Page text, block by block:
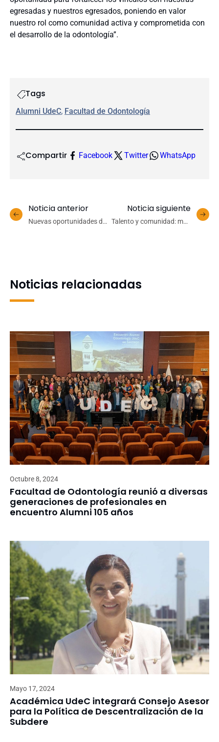
egresadas y nuestros egresados, poniendo en valor
nuestro rol como comunidad activa y comprometida con
el desarrollo de la odontología”.
Tags
Alumni UdeC, Facultad de Odontología
Compartir Facebook Twitter WhatsApp
Noticia anterior
Nuevas oportunidades de
Noticia siguiente
Talento y comunidad: más
Noticias relacionadas
Octubre 8, 2024
Facultad de Odontología reunió a diversas
generaciones de profesionales en
encuentro Alumni 105 años
Mayo 17, 2024
Académica UdeC integrará Consejo Asesor
para la Política de Descentralización de la
Subdere